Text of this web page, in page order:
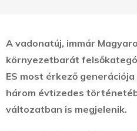
A vadonatúj, immár
környezetbarát
ES most érkező
három évtizedes
változatban is megjelenik.